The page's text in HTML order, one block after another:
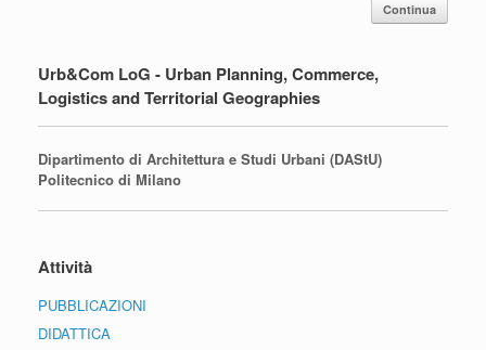
Continua
Urb&Com LoG - Urban Planning, Commerce,
Logistics and Territorial Geographies
Dipartimento di Architettura e Studi Urbani (DAStU)
Politecnico di Milano
Attività
PUBBLICAZIONI
DIDATTICA